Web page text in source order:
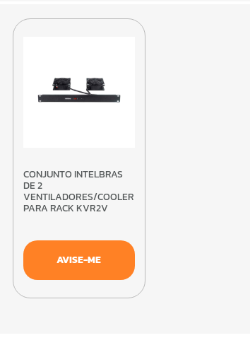
CONJUNTO INTELBRAS
DE 2
VENTILADORES/COOLER
PARA RACK KVR2V
AVISE-ME